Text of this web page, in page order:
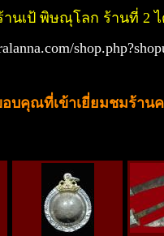
านเป้ พิษณุโลก ร้านที่ 2
บคุณที่เข้าเยี่ยมชมร้าน